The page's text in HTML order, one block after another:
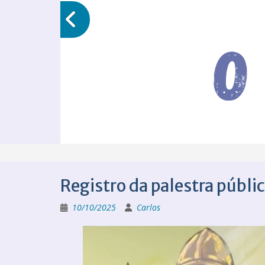
Registro da palestra
10/10/2025 Carlos